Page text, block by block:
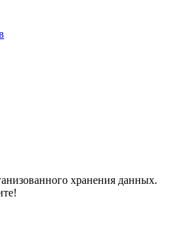
хранения данных.